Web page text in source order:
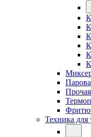
Техника для